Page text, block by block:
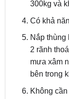
2 rãnh
mưa xâm
bên trong
Không cần
thùng ba
của xe.